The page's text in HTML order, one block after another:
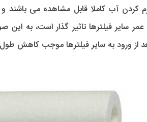
کردن آب کاملا قابل مشاهده می
سایر فیلترها تاثیر گذار است، به
از ورود به سایر فیلترها موجب کاهش